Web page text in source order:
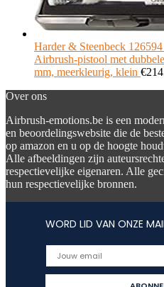
Harder & Steenbeck
Airbrush-pistool met
mm, meerkleurig, klein €
Over ons
Airbrush-emotions.be is een
en beoordelingswebsite die de
op amazon en u op de hoogte
Alle afbeeldingen zijn
respectievelijke eigenaren. Alle
hun respectievelijke bronnen.
WORD LID VAN ONZE